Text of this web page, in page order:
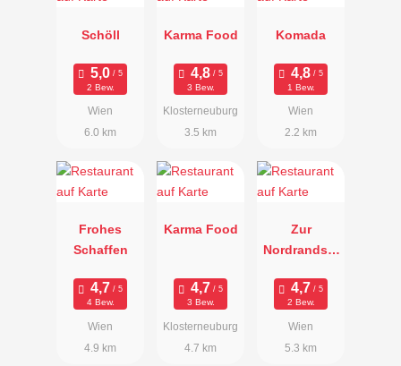
Schöll
2 Bew.
Wien
6.0 km
Karma Food
3 Bew.
Klosterneuburg
3.5 km
Komada
1 Bew.
Wien
2.2 km
Frohes
Schaffen
4 Bew.
Wien
4.9 km
Karma Food
3 Bew.
Klosterneuburg
4.7 km
Zur
Nordrandsie
2 Bew.
Wien
5.3 km